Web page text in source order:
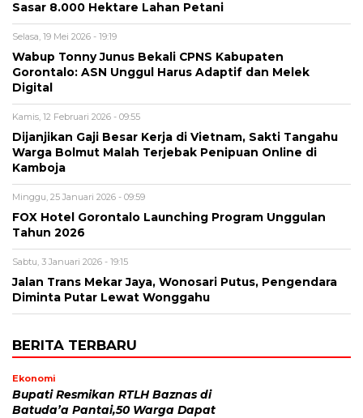
Sasar 8.000 Hektare Lahan Petani
Selasa, 19 Mei 2026 - 19:19
Wabup Tonny Junus Bekali CPNS Kabupaten
Gorontalo: ASN Unggul Harus Adaptif dan Melek
Digital
Kamis, 12 Februari 2026 - 09:55
Dijanjikan Gaji Besar Kerja di Vietnam, Sakti Tangahu
Warga Bolmut Malah Terjebak Penipuan Online di
Kamboja
Minggu, 25 Januari 2026 - 09:59
‎FOX Hotel Gorontalo Launching Program Unggulan
Tahun 2026
Sabtu, 3 Januari 2026 - 19:15
Jalan Trans Mekar Jaya, Wonosari Putus, Pengendara
Diminta Putar Lewat Wonggahu
BERITA TERBARU
Ekonomi
Bupati Resmikan RTLH Baznas di
Batuda’a Pantai,50 Warga Dapat